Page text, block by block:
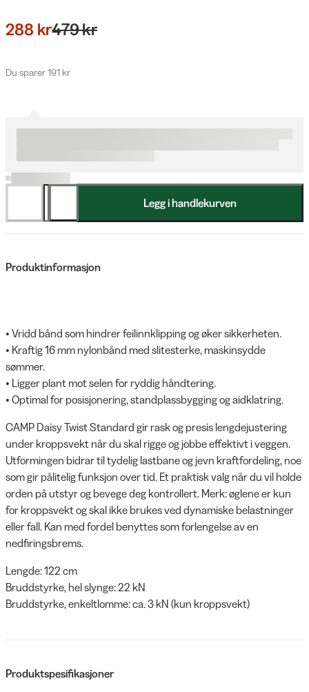
288 kr479 kr
Du sparer 191 kr
Legg i handlekurven
Produktinformasjon
• Vridd bånd som hindrer feilinnklipping og øker sikkerheten.
• Kraftig 16 mm nylonbånd med slitesterke, maskinsydde
sømmer.
• Ligger plant mot selen for ryddig håndtering.
• Optimal for posisjonering, standplassbygging og aidklatring.
CAMP Daisy Twist Standard gir rask og presis lengdejustering
under kroppsvekt når du skal rigge og jobbe effektivt i veggen.
Utformingen bidrar til tydelig lastbane og jevn kraftfordeling, noe
som gir pålitelig funksjon over tid. Et praktisk valg når du vil holde
orden på utstyr og bevege deg kontrollert. Merk: øglene er kun
for kroppsvekt og skal ikke brukes ved dynamiske belastninger
eller fall. Kan med fordel benyttes som forlengelse av en
nedfiringsbrems.
Lengde: 122 cm
Bruddstyrke, hel slynge: 22 kN
Bruddstyrke, enkeltlomme: ca. 3 kN (kun kroppsvekt)
Produktspesifikasjoner